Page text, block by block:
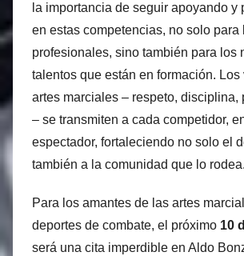
la importancia de seguir apoyando y
en estas competencias, no solo para
profesionales, sino también para los
talentos que están en formación.
artes marciales – respeto, disciplina,
– se transmiten a cada competidor,
espectador, fortaleciendo no solo el
también a la comunidad que lo rodea.
Para los amantes de las artes
deportes de combate, el próximo 10
será una cita imperdible en Aldo